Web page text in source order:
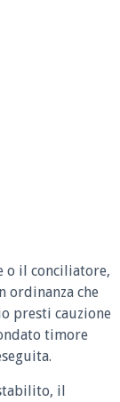
il conciliatore,
ordinanza che
presti cauzione
timore
il